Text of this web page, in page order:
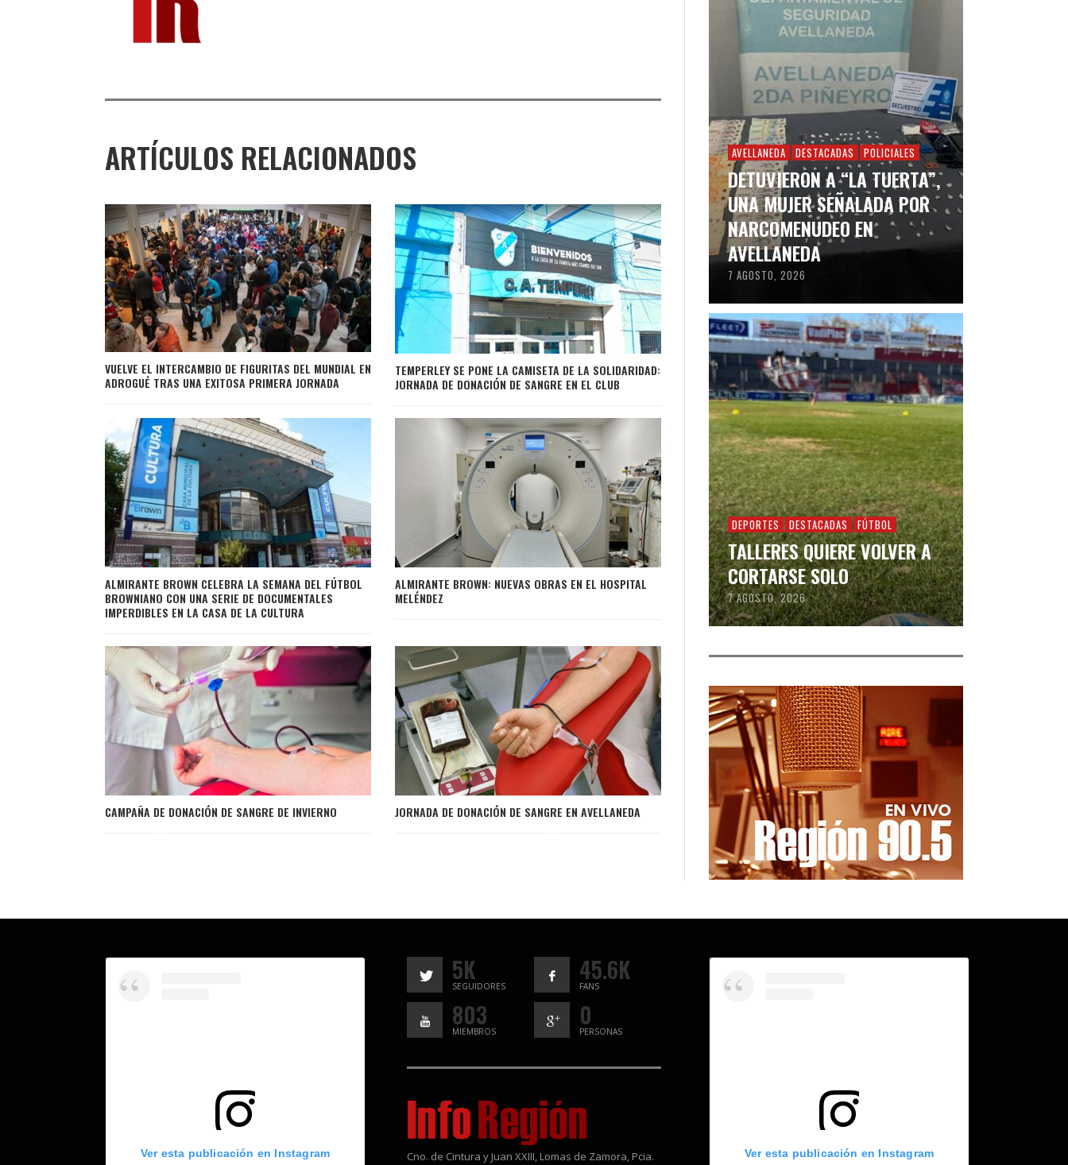
ARTÍCULOS RELACIONADOS
VUELVE EL INTERCAMBIO DE FIGURITAS DEL MUNDIAL EN
ADROGUÉ TRAS UNA EXITOSA PRIMERA JORNADA
TEMPERLEY SE PONE LA CAMISETA DE LA SOLIDARIDAD:
JORNADA DE DONACIÓN DE SANGRE EN EL CLUB
ALMIRANTE BROWN CELEBRA LA SEMANA DEL FÚTBOL
BROWNIANO CON UNA SERIE DE DOCUMENTALES
IMPERDIBLES EN LA CASA DE LA CULTURA
ALMIRANTE BROWN: NUEVAS OBRAS EN EL HOSPITAL
MELÉNDEZ
CAMPAÑA DE DONACIÓN DE SANGRE DE INVIERNO JORNADA DE DONACIÓN DE SANGRE EN AVELLANEDA
AVELLANEDA DESTACADAS POLICIALES
DETUVIERON A “LA TUERTA”,
UNA MUJER SEÑALADA POR
NARCOMENUDEO EN
AVELLANEDA
7 AGOSTO, 2026
DEPORTES DESTACADAS FÚTBOL
TALLERES QUIERE VOLVER A
CORTARSE SOLO
7 AGOSTO, 2026
Ver esta publicación en Instagram
5K
SEGUIDORES
45.6K
FANS
803
MIEMBROS
0
PERSONAS
Cno. de Cintura y Juan XXIII, Lomas de Zamora, Pcia. Ver esta publicación en Instagram